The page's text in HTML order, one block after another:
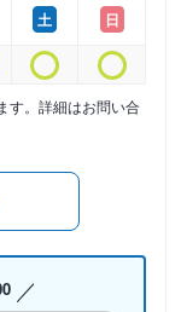
土
日
す。詳細はお問い合